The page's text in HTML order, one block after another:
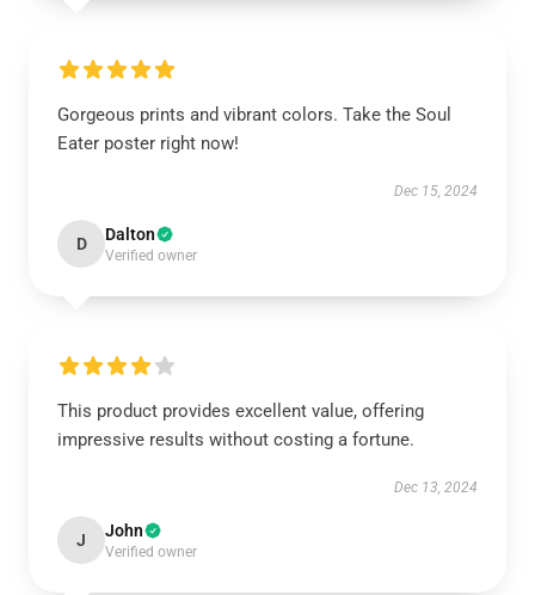
Gorgeous prints and vibrant colors. Take the Soul
Eater poster right now!
Dec 15, 2024
D Dalton
Verified owner
This product provides excellent value, offering
impressive results without costing a fortune.
Dec 13, 2024
J John
Verified owner